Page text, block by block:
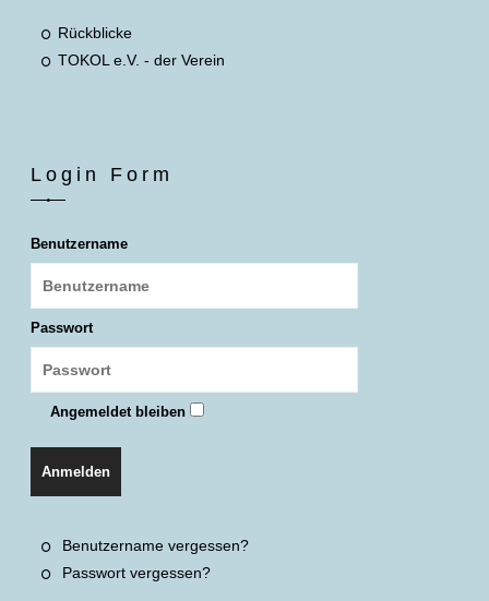
Rückblicke
TOKOL e.V. - der Verein
Login Form
Benutzername
Passwort
Angemeldet bleiben
Anmelden
Benutzername vergessen?
Passwort vergessen?